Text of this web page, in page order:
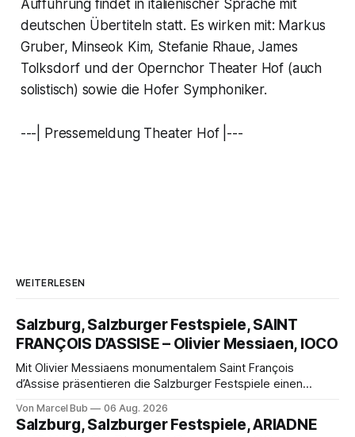
Aufführung findet in italienischer Sprache mit
deutschen Übertiteln statt. Es wirken mit: Markus
Gruber, Minseok Kim, Stefanie Rhaue, James
Tolksdorf und der Opernchor Theater Hof (auch
solistisch) sowie die Hofer Symphoniker.
---| Pressemeldung Theater Hof |---
WEITERLESEN
Salzburg, Salzburger Festspiele, SAINT
FRANÇOIS D’ASSISE – Olivier Messiaen, IOCO
Mit Olivier Messiaens monumentalem Saint François
d’Assise präsentieren die Salzburger Festspiele einen
eine bildgewaltige Inszenierung, Maxime Pascal entfaltet
die komplexe Partitur eindrucksvoll, Philippe Sly berührt als
Von Marcel Bub 06 Aug. 2026
Salzburg, Salzburger Festspiele, ARIADNE